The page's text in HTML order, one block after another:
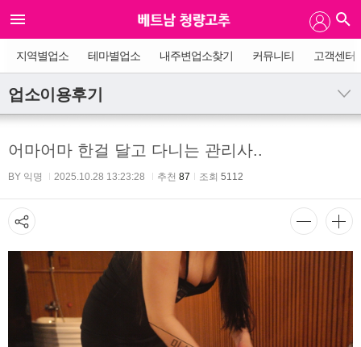
지역별업소 테마별업소 내주변업소찾기 커뮤니티 고객센터
업소이용후기
어마어마 한걸 달고 다니는 관리사..
BY 익명 2025.10.28 13:23:28 추천 87 조회 5112